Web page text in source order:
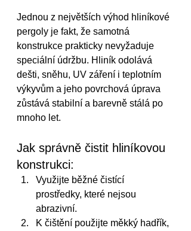
Jednou z největších výhod hliníkové
pergoly je fakt, že samotná
konstrukce prakticky nevyžaduje
speciální údržbu. Hliník odolává
dešti, sněhu, UV záření i teplotním
výkyvům a jeho povrchová úprava
zůstává stabilní a barevně stálá po
mnoho let.
Jak správně čistit hliníkovou
konstrukci:
Využijte běžné čistící
prostředky, které nejsou
abrazivní.
K čištění použijte měkký hadřík,